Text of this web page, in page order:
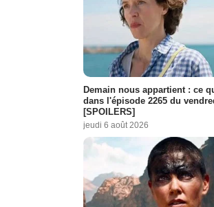
Demain nous appartient : ce
dans l'épisode 2265 du
[SPOILERS]
jeudi 6 août 2026